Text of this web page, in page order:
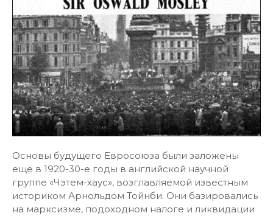
Основы будущего Евросоюза были заложены
ещё в 1920-30-е годы в английской научной
группе «Чэтем-хаус», возглавляемой известным
историком Арнольдом Тойнби. Они базировались
на марксизме, подоходном налоге и ликвидации